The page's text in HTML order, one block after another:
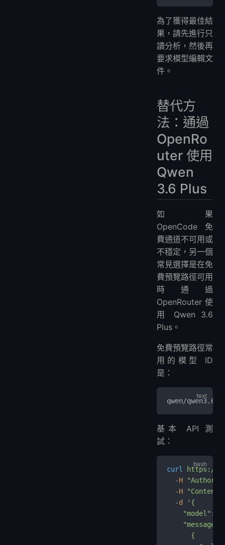
為了獲得最佳結
果，請先進行只
讀分析，然後再
要求模型編輯文
件。
替代方
法：通過
OpenRo
uter 使用
Qwen
3.6 Plus
如果
OpenCode 免
費通道不可用或
不穩定，另一個
常見選擇是在免
費預覽路徑可用
時通過
OpenRouter 使
用 Qwen 3.6
Plus。
免費預覽路徑常
用的模型 ID
是：
qwen/
基本 API 測
試：
curl
https://
  -H
  -H
  -d
'{
"model":
      {